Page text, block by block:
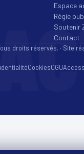
Espace
Régie
Soutenir
Contact
droits réservés. · Site
CookiesCGU